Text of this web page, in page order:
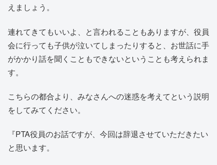
えましょう。
連れてきてもいいよ、と言われることもありますが、役員
会に行っても子供が泣いてしまったりすると、お世話に手
がかかり話を聞くこともできないということも考えられま
す。
こちらの都合より、みなさんへの迷惑を考えてという説明
をしてみてください。
『PTA役員のお話ですが、今回は辞退させていただきたい
と思います。